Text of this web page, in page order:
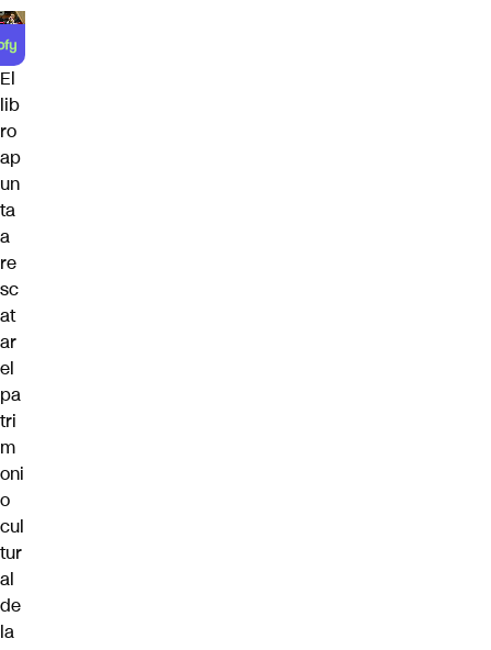
El
lib
ro
ap
un
ta
a
re
sc
at
ar
el
pa
tri
m
oni
o
cul
tur
al
de
la